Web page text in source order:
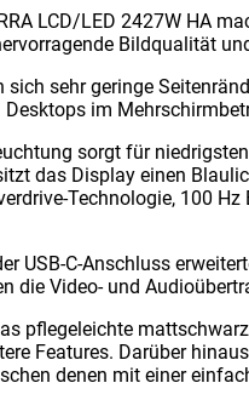
LCD/LED 2427W HA
Bildqualität
sich sehr geringe
im
sorgt für
das Display einen
Technologie, 100
USB-C-Anschluss
die Video- und
pflegeleichte
Features. Darüber
denen mit einer